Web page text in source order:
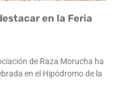
en la Feria
de Raza Morucha ha
en el Hipódromo de la